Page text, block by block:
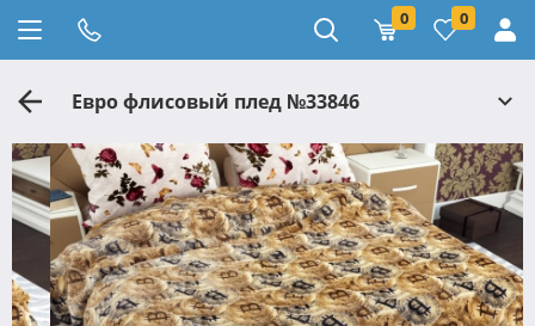
0 0
Евро флисовый плед №33846